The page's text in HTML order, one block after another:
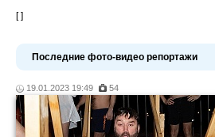
[ ]
Последние фото-видео репортажи
19.01.2023 19:49 54